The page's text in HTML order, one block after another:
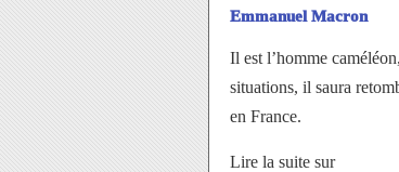
Emmanuel Macron
Il est l’homme
situations, il saura
en France.
Lire la suite sur